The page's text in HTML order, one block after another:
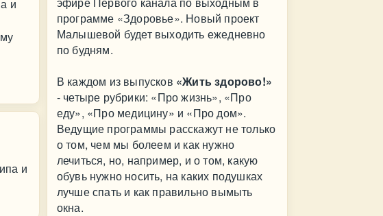
и
и
программе «Здоровье». Новый проект
Малышевой будет выходить ежедневно
по будням.
В каждом из выпусков «Жить здорово!»
- четыре рубрики: «Про жизнь», «Про
еду», «Про медицину» и «Про дом».
Ведущие программы расскажут не только
о том, чем мы болеем и как нужно
лечиться, но, например, и о том, какую
обувь нужно носить, на каких подушках
лучше спать и как правильно вымыть
окна.